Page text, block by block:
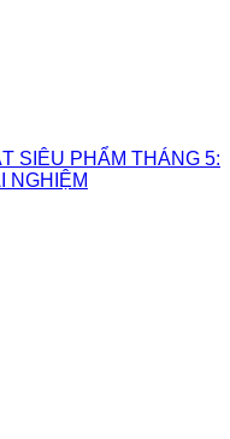
SIÊU PHẨM THÁNG 5:
NGHIỆM